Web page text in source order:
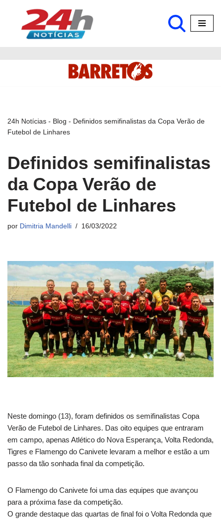
Pular
24h Notícias - Blog - Definidos semifinalistas da Copa Verão de
Futebol de Linhares
Definidos semifinalistas
da Copa Verão de
Futebol de Linhares
por Dimitria Mandelli 16/03/2022
Neste domingo (13), foram definidos os semifinalistas Copa
Verão de Futebol de Linhares. Das oito equipes que entraram
em campo, apenas Atlético do Nova Esperança, Volta Redonda,
Tigres e Flamengo do Canivete levaram a melhor e estão a um
passo da tão sonhada final da competição.
O Flamengo do Canivete foi uma das equipes que avançou
para a próxima fase da competição.
O grande destaque das quartas de final foi o Volta Redonda que